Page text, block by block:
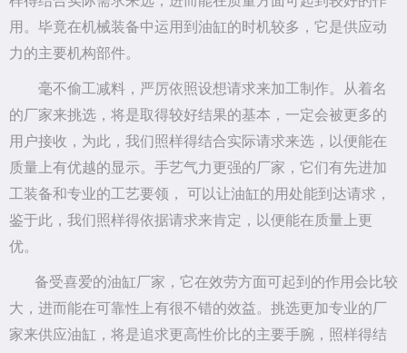
用。毕竟在机械装备中运用到油缸的时机较多，它是供应动
力的主要机构部件。
毫不偷工减料，严厉依照设想请求来加工制作。从着名
的厂家来挑选，将是取得较好结果的基本，一定会被更多的
用户接收，为此，我们照样得结合实际请求来选，以便能在
质量上有优越的显示。手艺气力更强的厂家，它们有先进加
工装备和专业的工艺要领， 可以让油缸的用处能到达请求，
鉴于此，我们照样得依据请求来肯定，以便能在质量上更
优。
备受喜爱的油缸厂家，它在效劳方面可起到的作用会比较
大，进而能在可靠性上有很不错的效益。挑选更加专业的厂
家来供应油缸，将是追求更高性价比的主要手腕，照样得结